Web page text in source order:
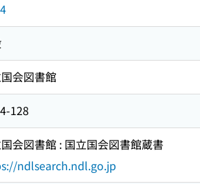
会図書館
128
会図書館 : 国立国会図書館蔵書
ndlsearch.ndl.go.jp